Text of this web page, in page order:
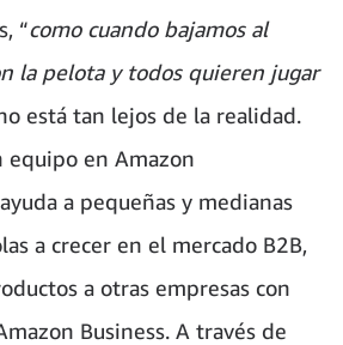
“como cuando bajamos al
la pelota y todos quieren jugar
está tan lejos de la realidad.
en Amazon
a pequeñas y medianas
a crecer en el mercado B2B,
a otras empresas con
Business. A través de